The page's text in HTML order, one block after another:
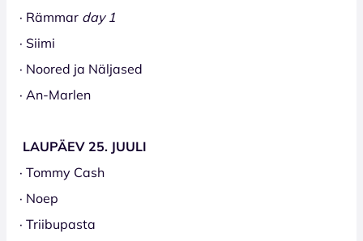
· Rämmar day 1
· Siimi
· Noored ja Näljased
· An-Marlen
LAUPÄEV 25. JUULI
· Tommy Cash
· Noep
· Triibupasta